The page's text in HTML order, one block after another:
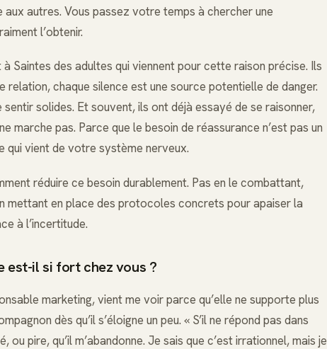
aux autres. Vous passez votre temps à chercher une
l’obtenir.
Saintes des adultes qui viennent pour cette raison précise. Ils
relation, chaque silence est une source potentielle de danger.
solides. Et souvent, ils ont déjà essayé de se raisonner,
marche pas. Parce que le besoin de réassurance n’est pas un
qui vient de votre système nerveux.
réduire ce besoin durablement. Pas en le combattant,
mettant en place des protocoles concrets pour apaiser la
à l’incertitude.
est-il si fort chez vous ?
marketing, vient me voir parce qu’elle ne supporte plus
dès qu’il s’éloigne un peu. « S’il ne répond pas dans
ou pire, qu’il m’abandonne. Je sais que c’est irrationnel, mais je